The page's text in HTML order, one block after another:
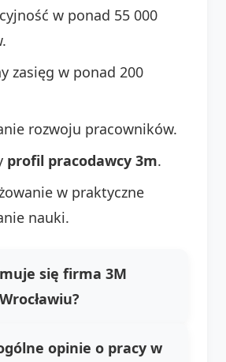
w ponad 55 000
zasięg w ponad 200
rozwoju pracowników.
profil pracodawcy 3m.
w praktyczne
nauki.
się firma 3M
opinie o pracy w